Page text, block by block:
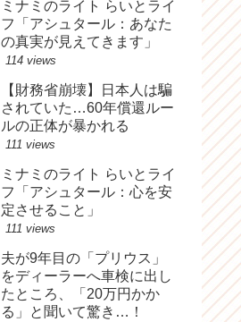
ミナミのライト らいとライ
フ「アシュタール：あなた
の真実が見えてきます」
114 views
【財務省崩壊】日本人は騙
されていた…60年償還ルー
ルの正体が暴かれる
111 views
ミナミのライト らいとライ
フ「アシュタール：心を安
定させること」
111 views
夫が9年目の「プリウス」
をディーラーへ車検に出し
たところ、「20万円かか
る」と聞いて驚き…！